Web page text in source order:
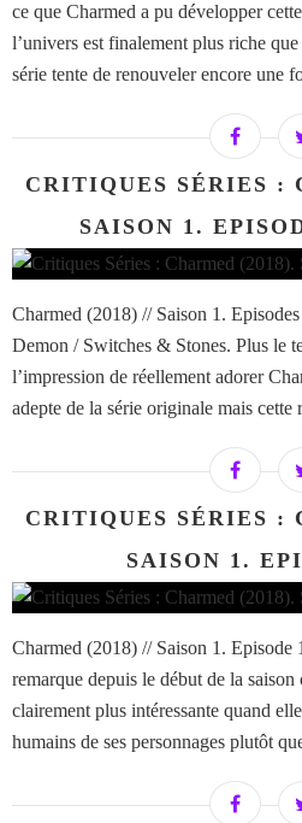
ce que Charmed a pu développer
l’univers est finalement plus riche
série tente de renouveler encore une
CRITIQUES SÉRIES :
SAISON 1.
Charmed (2018) // Saison 1.
Demon / Switches & Stones. Plus le
l’impression de réellement adorer
adepte de la série originale mais cette
CRITIQUES SÉRIES :
SAISON 1.
Charmed (2018) // Saison 1. Episode
remarque depuis le début de la saison
clairement plus intéressante quand
humains de ses personnages plutôt